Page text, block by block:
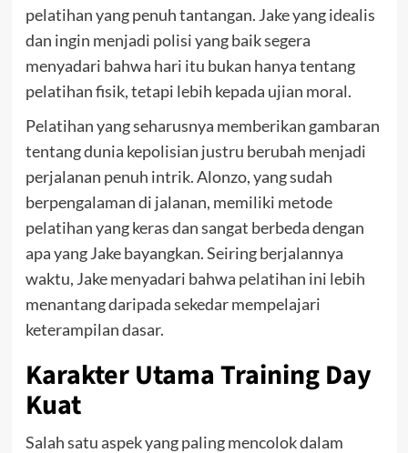
pelatihan yang penuh tantangan. Jake yang idealis
dan ingin menjadi polisi yang baik segera
menyadari bahwa hari itu bukan hanya tentang
pelatihan fisik, tetapi lebih kepada ujian moral.
Pelatihan yang seharusnya memberikan gambaran
tentang dunia kepolisian justru berubah menjadi
perjalanan penuh intrik. Alonzo, yang sudah
berpengalaman di jalanan, memiliki metode
pelatihan yang keras dan sangat berbeda dengan
apa yang Jake bayangkan. Seiring berjalannya
waktu, Jake menyadari bahwa pelatihan ini lebih
menantang daripada sekedar mempelajari
keterampilan dasar.
Karakter Utama Training Day
Kuat
Salah satu aspek yang paling mencolok dalam